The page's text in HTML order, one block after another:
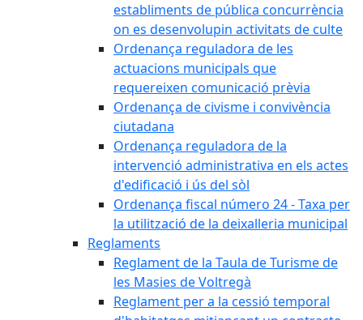
establiments de pública concurrència
on es desenvolupin activitats de culte
Ordenança reguladora de les
actuacions municipals que
requereixen comunicació prèvia
Ordenança de civisme i convivència
ciutadana
Ordenança reguladora de la
intervenció administrativa en els actes
d'edificació i ús del sòl
Ordenança fiscal número 24 - Taxa per
la utilització de la deixalleria municipal
Reglaments
Reglament de la Taula de Turisme de
les Masies de Voltregà
Reglament per a la cessió temporal